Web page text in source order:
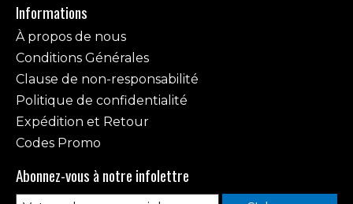
Informations
À propos de nous
Conditions Générales
Clause de non-responsabilité
Politique de confidentialité
Expédition et Retour
Codes Promo
Abonnez-vous à notre infolettre